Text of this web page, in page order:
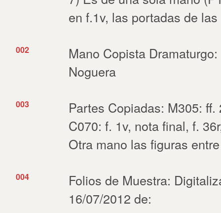
en f.1v, las portadas de
002
Mano Copista
Noguera
003
Partes Copiadas: M305: ff.
C070: f. 1v, nota final, f.
Otra mano las figuras
004
Folios de Muestra:
16/07/2012 de: